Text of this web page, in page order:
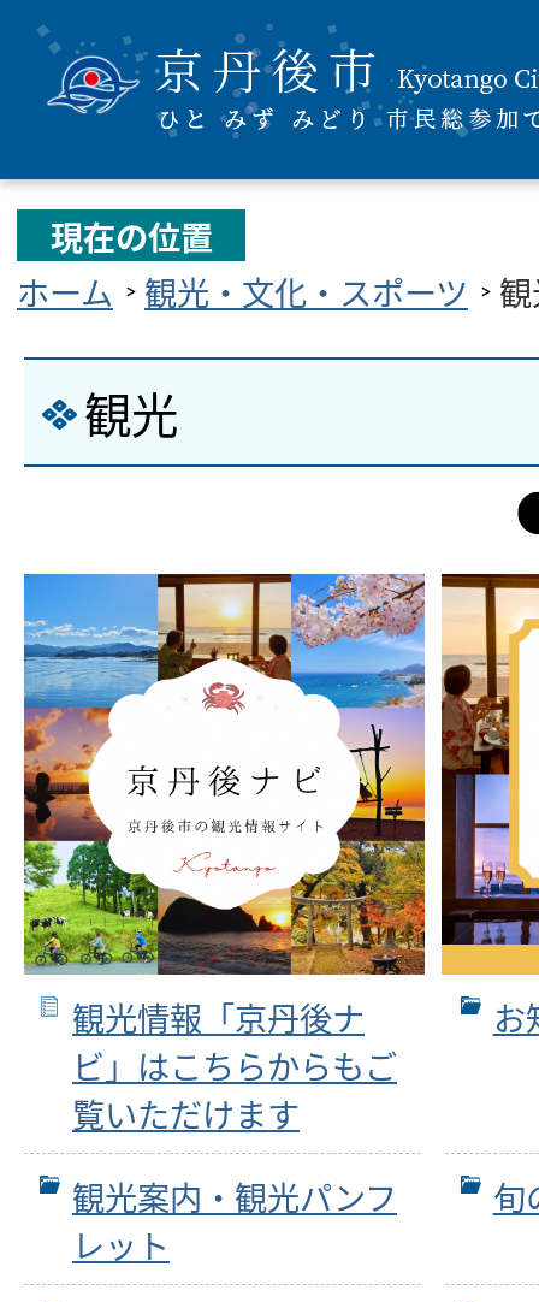
現在の位置
ホーム
観光・文化・スポーツ
観光
観光情報「京丹後ナ
ビ」はこちらからもご
覧いただけます
お
観光案内・観光パンフ
レット
旬